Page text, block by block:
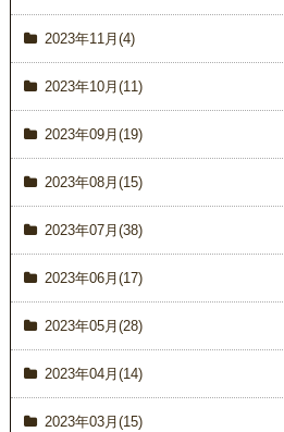
2023年11月(4)
2023年10月(11)
2023年09月(19)
2023年08月(15)
2023年07月(38)
2023年06月(17)
2023年05月(28)
2023年04月(14)
2023年03月(15)